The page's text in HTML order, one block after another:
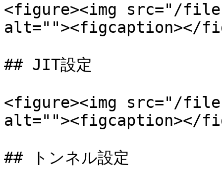
<figure><img src="/files/
alt=""><figcaption></
## JIT設定
<figure><img src="/files/
alt=""><figcaption></
## トンネル設定